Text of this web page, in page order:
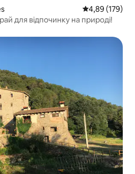
Середня
4,89 (179)
для відпочинку на природі!